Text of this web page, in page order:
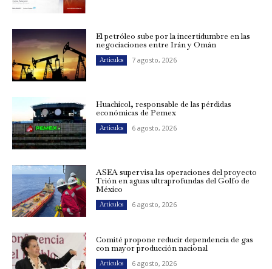
El petróleo sube por la incertidumbre en las
negociaciones entre Irán y Omán
Artículos 7 agosto, 2026
Huachicol, responsable de las pérdidas
económicas de Pemex
Artículos 6 agosto, 2026
ASEA supervisa las operaciones del proyecto
Trión en aguas ultraprofundas del Golfo de
México
Artículos 6 agosto, 2026
Comité propone reducir dependencia de gas
con mayor producción nacional
Artículos 6 agosto, 2026